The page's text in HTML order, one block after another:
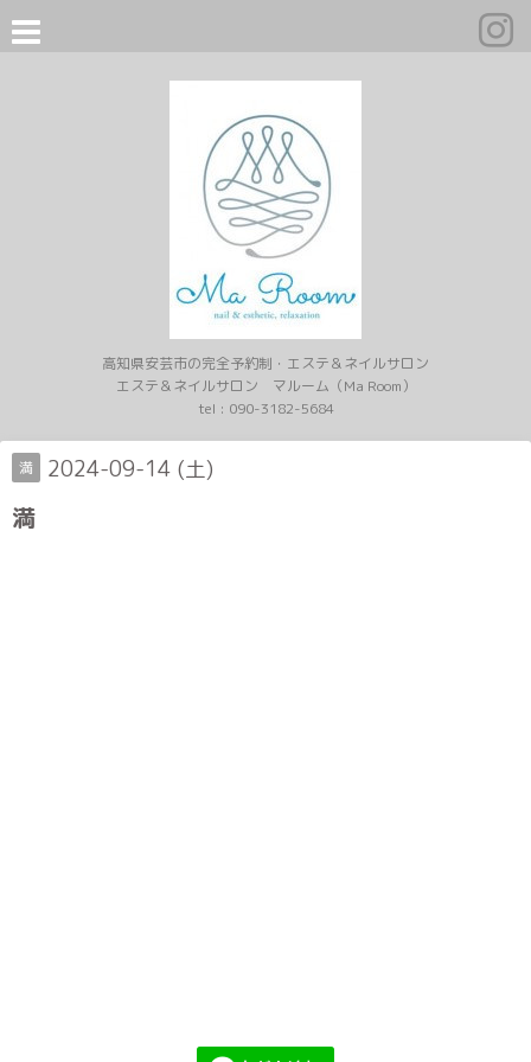
高知県安芸市の完全予約制・エステ＆ネイルサロン
エステ＆ネイルサロン マルーム（Ma Room）
tel : 090-3182-5684
満 2024-09-14 (土)
満